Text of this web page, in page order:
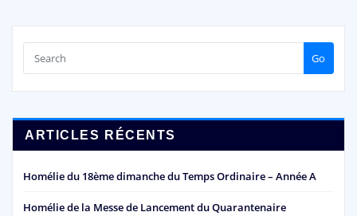
Go
ARTICLES RÉCENTS
Homélie du 18ème dimanche du Temps Ordinaire – Année A
Homélie de la Messe de Lancement du Quarantenaire